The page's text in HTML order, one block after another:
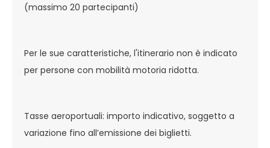
(massimo 20 partecipanti)
Per le sue caratteristiche, l'itinerario non è indicato
per persone con mobilità motoria ridotta.
Tasse aeroportuali: importo indicativo, soggetto a
variazione fino all’emissione dei biglietti.